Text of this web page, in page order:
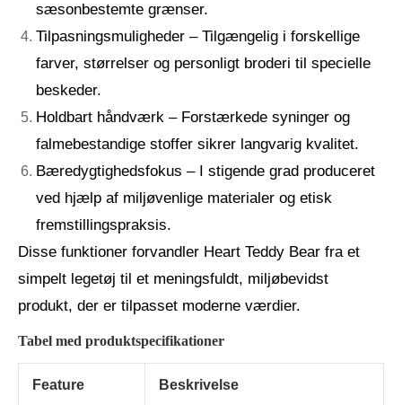
sæsonbestemte grænser.
Tilpasningsmuligheder – Tilgængelig i forskellige
farver, størrelser og personligt broderi til specielle
beskeder.
Holdbart håndværk – Forstærkede syninger og
falmebestandige stoffer sikrer langvarig kvalitet.
Bæredygtighedsfokus – I stigende grad produceret
ved hjælp af miljøvenlige materialer og etisk
fremstillingspraksis.
Disse funktioner forvandler Heart Teddy Bear fra et
simpelt legetøj til et meningsfuldt, miljøbevidst
produkt, der er tilpasset moderne værdier.
Tabel med produktspecifikationer
Feature Beskrivelse